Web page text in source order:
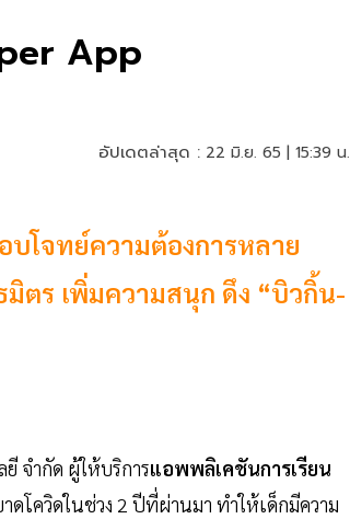
App
อัปเดตล่าสุด : 22 มิ.ย. 65 | 15:39 น.
บโจทย์ความต้องการหลาย
ตร เพิ่มความสนุก ดึง “บิวกิ้น-
จำกัด ผู้ให้บริการแอพพลิเคชันการเรียน
ดโควิดในช่วง 2 ปีที่ผ่านมา ทำให้เด็กมีความ